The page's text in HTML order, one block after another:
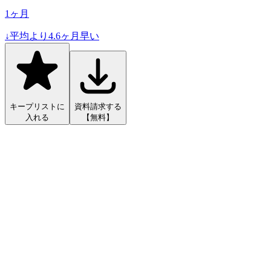
1 ヶ月
↓平均より 4.6ヶ月早い
キープリストに
入れる
資料請求する
【無料】